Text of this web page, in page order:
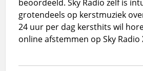
beoordeeld. Sky Radio zelf is
grotendeels op kerstmuziek
24 uur per dag kersthits wil
online afstemmen op Sky Radio